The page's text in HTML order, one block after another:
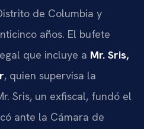
de Columbia y
años. El bufete
que incluye a Mr. Sris,
, quien supervisa la
Sris, un exfiscal, fundó el
ante la Cámara de